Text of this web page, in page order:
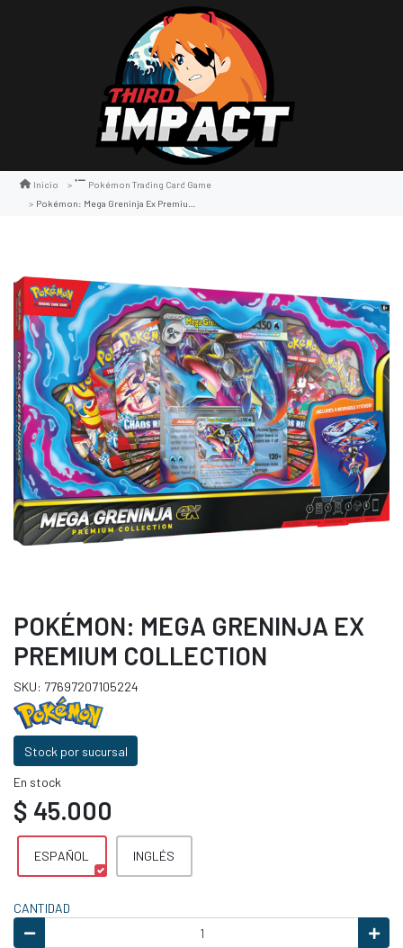
Inicio
Pokémon Trading Card Game
Pokémon: Mega Greninja Ex Premium Collection
POKÉMON: MEGA GRENINJA EX
PREMIUM COLLECTION
SKU: 77697207105224
Stock por sucursal
En stock
$ 45.000
ESPAÑOL INGLÉS
CANTIDAD